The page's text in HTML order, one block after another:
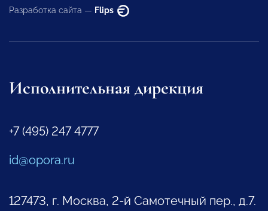
Разработка сайта — Flips
Исполнительная дирекция
+7 (495) 247 4777
id@opora.ru
127473, г. Москва, 2-й Самотечный пер., д.7.